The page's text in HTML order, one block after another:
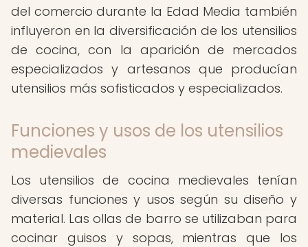
del comercio durante la Edad Media también
influyeron en la diversificación de los utensilios
de cocina, con la aparición de mercados
especializados y artesanos que producían
utensilios más sofisticados y especializados.
Funciones y usos de los utensilios
medievales
Los utensilios de cocina medievales tenían
diversas funciones y usos según su diseño y
material. Las ollas de barro se utilizaban para
cocinar guisos y sopas, mientras que los